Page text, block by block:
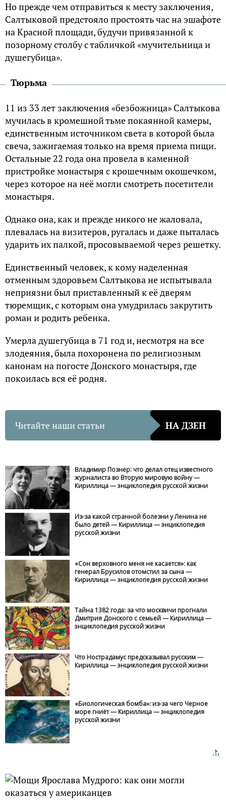
Но прежде чем отправиться к месту заключения,
Салтыковой предстояло простоять час на эшафоте
на Красной площади, будучи привязанной к
позорному столбу с табличкой «мучительница и
душегубица».
Тюрьма
11 из 33 лет заключения «безбожница» Салтыкова
мучилась в кромешной тьме покаянной камеры,
единственным источником света в которой была
свеча, зажигаемая только на время приема пищи.
Остальные 22 года она провела в каменной
пристройке монастыря с крошечным окошечком,
через которое на неё могли смотреть посетители
монастыря.
Однако она, как и прежде никого не жаловала,
плевалась на визитеров, ругалась и даже пыталась
ударить их палкой, просовываемой через решетку.
Единственный человек, к кому наделенная
отменным здоровьем Салтыкова не испытывала
неприязни был приставленный к её дверям
тюремщик, с которым она умудрилась закрутить
роман и родить ребенка.
Умерла душегубица в 71 год и, несмотря на все
злодеяния, была похоронена по религиозным
канонам на погосте Донского монастыря, где
покоилась вся её родня.
Читайте наши статьи НА ДЗЕН
Владимир Познер: что делал отец известного
журналиста во Вторую мировую войну —
Кириллица — энциклопедия русской жизни
Из-за какой странной болезни у Ленина не
было детей — Кириллица — энциклопедия
русской жизни
«Сон верховного меня не касается»: как
генерал Брусилов отомстил за сына —
Кириллица — энциклопедия русской жизни
Тайна 1382 года: за что москвичи прогнали
Дмитрия Донского с семьей — Кириллица —
энциклопедия русской жизни
Что Нострадамус предсказывал русским —
Кириллица — энциклопедия русской жизни
«Биологическая бомба»: из-за чего Черное
море гниёт — Кириллица — энциклопедия
русской жизни